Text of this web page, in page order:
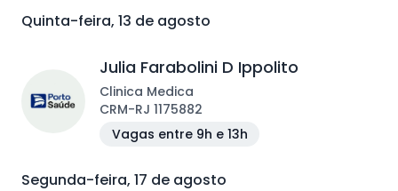
Quinta-feira, 13 de agosto
Julia Farabolini D Ippolito
Clinica Medica
CRM-RJ 1175882
Vagas entre 9h e 13h
Segunda-feira, 17 de agosto